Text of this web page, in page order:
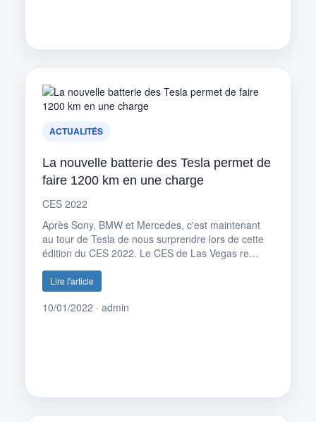
ACTUALITÉS
La nouvelle batterie des Tesla permet de
faire 1200 km en une charge
CES 2022
Après Sony, BMW et Mercedes, c'est maintenant
au tour de Tesla de nous surprendre lors de cette
édition du CES 2022. Le CES de Las Vegas re…
Lire l'article
10/01/2022 · admin